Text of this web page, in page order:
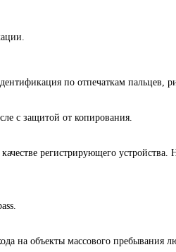
по отпечаткам пальцев,
с защитой от копирования.
регистрирующего
на объекты массового пребывания